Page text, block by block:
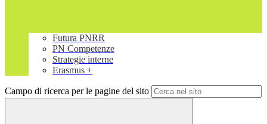
Futura PNRR
PN Competenze
Strategie interne
Erasmus +
Campo di ricerca per le pagine del sito